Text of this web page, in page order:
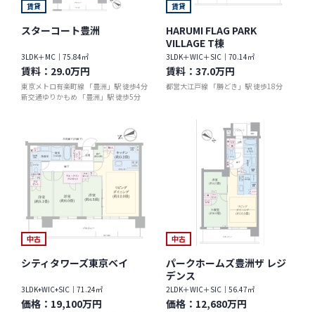
賃貸
スターコート豊洲
3LDK＋MC｜75.84㎡
賃料： 29.0万円
東京メトロ有楽町線 「豊洲」駅 徒歩4分
新交通ゆりかもめ 「豊洲」駅 徒歩5分
賃貸
HARUMI FLAG PARK
VILLAGE T棟
3LDK＋WIC＋SIC｜70.14㎡
賃料： 37.0万円
都営大江戸線 「勝どき」駅 徒歩18分
中古
シティタワーズ東京ベイ
3LDK+WIC+SIC｜71.24㎡
価格： 19,100万円
中古
パークホームズ豊洲ザ レジ
デンス
2LDK＋WIC＋SIC｜56.47㎡
価格： 12,680万円